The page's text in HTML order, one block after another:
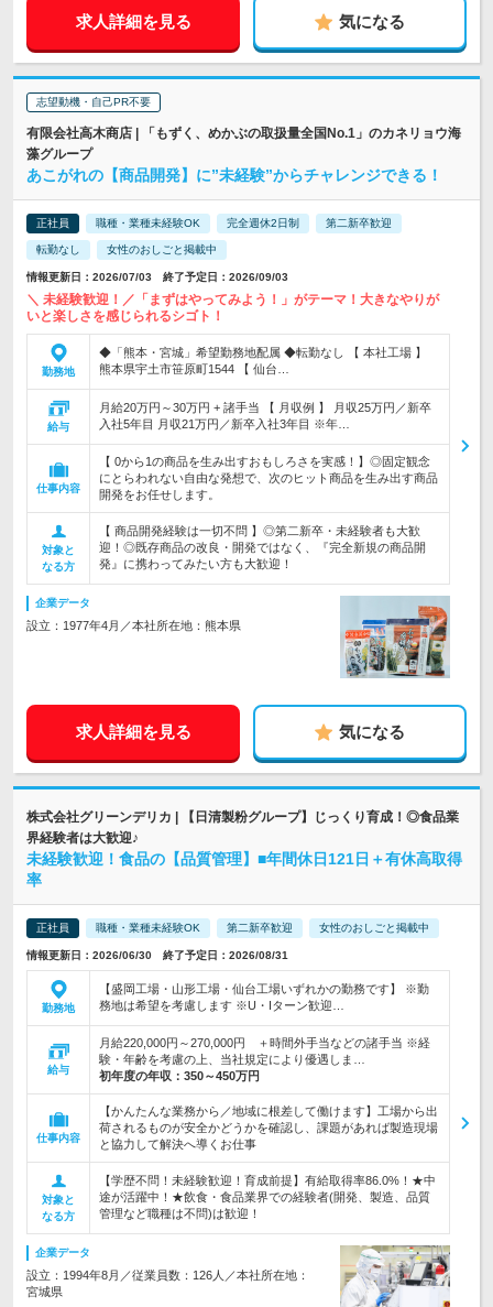
求人詳細を見る 気になる
志望動機・自己PR不要
有限会社高木商店 | 「もずく、めかぶの取扱量全国No.1」のカネリョウ海
藻グループ
あこがれの【商品開発】に”未経験”からチャレンジできる！
正社員 職種・業種未経験OK 完全週休2日制 第二新卒歓迎
転勤なし 女性のおしごと掲載中
情報更新日：2026/07/03 終了予定日：2026/09/03
＼ 未経験歓迎！／「まずはやってみよう！」がテーマ！大きなやりが
いと楽しさを感じられるシゴト！
勤務地
◆「熊本・宮城」希望勤務地配属 ◆転勤なし 【 本社工場 】
熊本県宇土市笹原町1544 【 仙台…
給与
月給20万円～30万円 + 諸手当 【 月収例 】 月収25万円／新卒
入社5年目 月収21万円／新卒入社3年目 ※年…
仕事内容
【 0から1の商品を生み出すおもしろさを実感！】◎固定観念
にとらわれない自由な発想で、次のヒット商品を生み出す商品
開発をお任せします。
対象と
なる方
【 商品開発経験は一切不問 】◎第二新卒・未経験者も大歓
迎！◎既存商品の改良・開発ではなく、『完全新規の商品開
発』に携わってみたい方も大歓迎！
企業データ
設立：1977年4月／本社所在地：熊本県
求人詳細を見る 気になる
株式会社グリーンデリカ | 【日清製粉グループ】じっくり育成！◎食品業
界経験者は大歓迎♪
未経験歓迎！食品の【品質管理】■年間休日121日＋有休高取得
率
正社員 職種・業種未経験OK 第二新卒歓迎 女性のおしごと掲載中
情報更新日：2026/06/30 終了予定日：2026/08/31
勤務地
【盛岡工場・山形工場・仙台工場いずれかの勤務です】 ※勤
務地は希望を考慮します ※U・Iターン歓迎…
給与
月給220,000円～270,000円 ＋時間外手当などの諸手当 ※経
験・年齢を考慮の上、当社規定により優遇しま…
初年度の年収： 350～450万円
仕事内容
【かんたんな業務から／地域に根差して働けます】工場から出
荷されるものが安全かどうかを確認し、課題があれば製造現場
と協力して解決へ導くお仕事
対象と
なる方
【学歴不問！未経験歓迎！育成前提】有給取得率86.0%！★中
途が活躍中！★飲食・食品業界での経験者(開発、製造、品質
管理など職種は不問)は歓迎！
企業データ
設立：1994年8月／従業員数：126人／本社所在地：
宮城県